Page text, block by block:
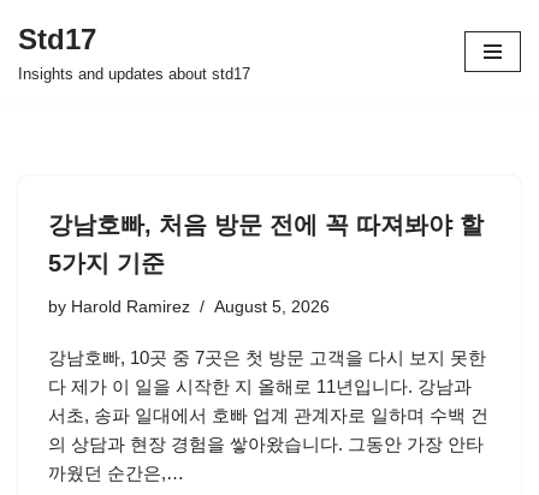
Skip
Std17
Insights and updates about std17
강남호빠, 처음 방문 전에 꼭 따져봐야 할
5가지 기준
by Harold Ramirez August 5, 2026
강남호빠, 10곳 중 7곳은 첫 방문 고객을 다시 보지 못한
다 제가 이 일을 시작한 지 올해로 11년입니다. 강남과
서초, 송파 일대에서 호빠 업계 관계자로 일하며 수백 건
의 상담과 현장 경험을 쌓아왔습니다. 그동안 가장 안타
까웠던 순간은,…